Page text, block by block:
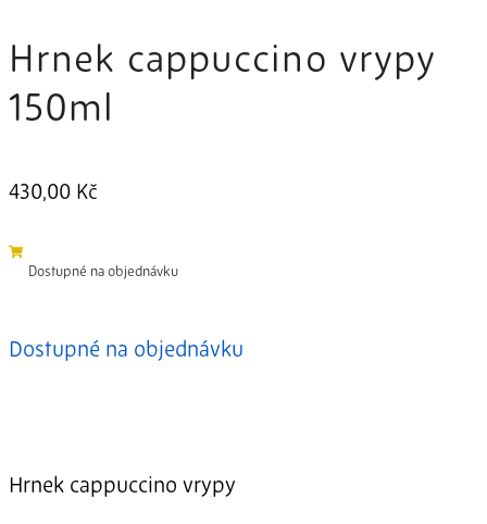
Hrnek cappuccino vrypy
150ml
430,00 Kč
Dostupné na objednávku
Dostupné na objednávku
Hrnek cappuccino vrypy